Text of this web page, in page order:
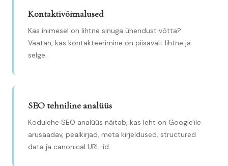
Kontaktivõimalused
Kas inimesel on lihtne sinuga ühendust võtta?
Vaatan, kas kontakteerimine on piisavalt lihtne ja
selge.
SEO tehniline analüüs
Kodulehe SEO analüüs näitab, kas leht on Google'ile
arusaadav, pealkirjad, meta kirjeldused, structured
data ja canonical URL-id.